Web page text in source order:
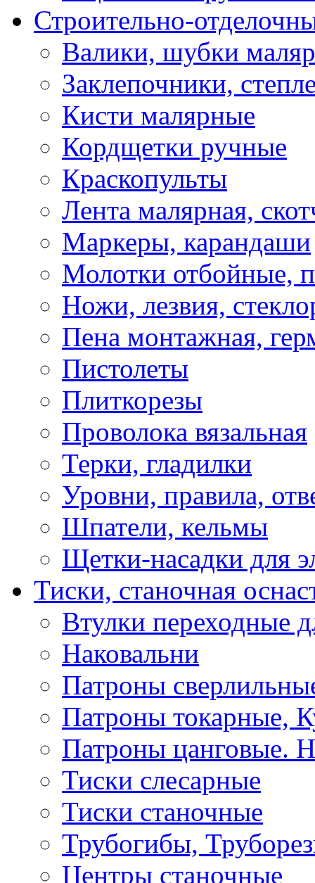
Строительно-
Валики, шубки
Заклепочники,
Кисти малярные
Кордщетки ручные
Краскопульты
Лента малярная,
Маркеры, карандаши
Молотки отбойные,
Ножи, лезвия,
Пена монтажная,
Пистолеты
Плиткорезы
Проволока вязальная
Терки, гладилки
Уровни, правила,
Шпатели, кельмы
Щетки-насадки для
Тиски, станочная
Втулки переходные
Наковальни
Патроны
Патроны токарные,
Патроны цанговые.
Тиски слесарные
Тиски станочные
Трубогибы,
Центры станочные